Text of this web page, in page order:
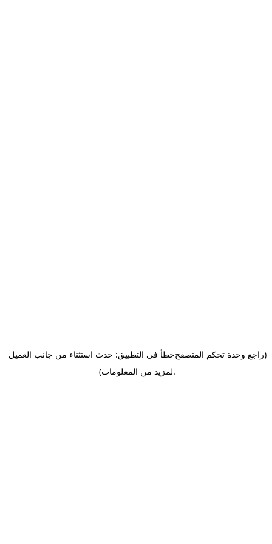
خطأ في التطبيق: حدث استثناء من جانب العميل(راجع وحدة تحكم المتصفح
لمزيد من المعلومات).